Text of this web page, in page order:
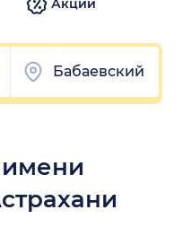
Акции
Бабаевский